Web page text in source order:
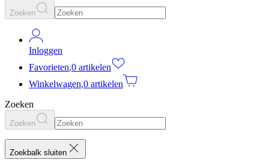
Zoeken
Inloggen
Favorieten,0 artikelen
Winkelwagen,0 artikelen
Zoeken
Zoeken
Zoekbalk sluiten